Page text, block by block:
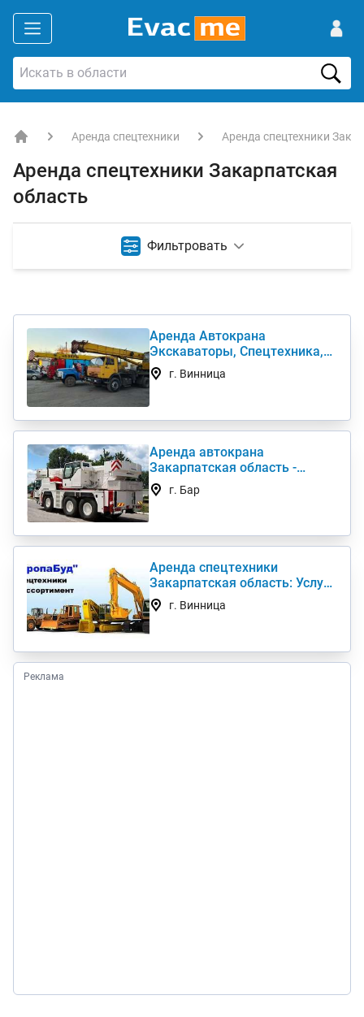
Аренда спецтехники Аренда спецтехники
Аренда спецтехники Закарпатская
область
Фильтровать
Аренда Автокрана
Экскаваторы, Спецтехника,
Самосвалы, Кран-
манипулятор
г. Винница
Аренда автокрана
Закарпатская область -
Услуги крана Liebherr-LTM-
1045
г. Бар
Аренда спецтехники
Закарпатская область: Услуги
экскаватор, погрузчик,
платформа, трал и пр
г. Винница
Реклама